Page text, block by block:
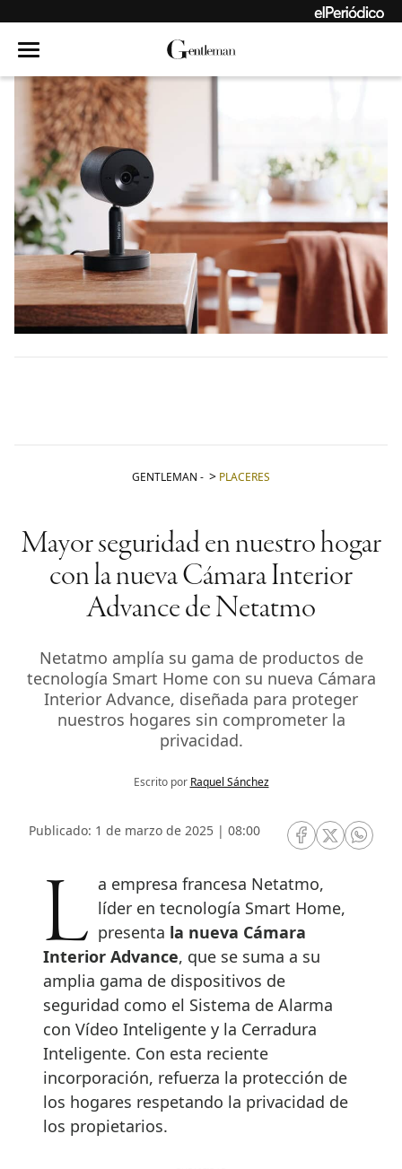
GENTLEMAN - PLACERES
Mayor seguridad en nuestro hogar
con la nueva Cámara Interior
Advance de Netatmo
Netatmo amplía su gama de productos de
tecnología Smart Home con su nueva Cámara
Interior Advance, diseñada para proteger
nuestros hogares sin comprometer la
privacidad.
Escrito por Raquel Sánchez
Publicado: 1 de marzo de 2025 | 08:00
RRSS Facebook
RRSSRRSS
La empresa francesa Netatmo, líder en tecnología Smart Home,
presenta la nueva Cámara
Interior Advance, que se suma a su
amplia gama de dispositivos de
seguridad como el Sistema de Alarma
con Vídeo Inteligente y la Cerradura
Inteligente. Con esta reciente
incorporación, refuerza la protección de
los hogares respetando la privacidad de
los propietarios.